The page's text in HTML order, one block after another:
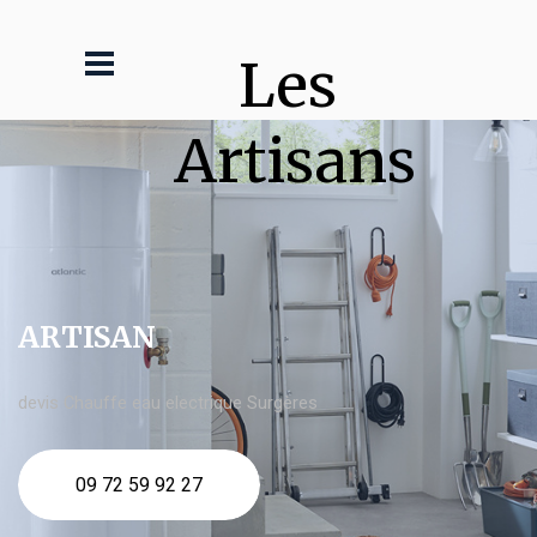
Les
Artisans
ARTISAN
devis Chauffe eau electrique Surgères
09 72 59 92 27